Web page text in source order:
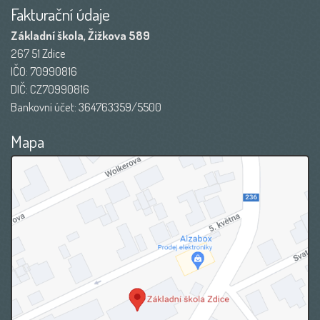
Fakturační údaje
Základní škola, Žižkova 589
267 51 Zdice
IČO: 70990816
DIČ: CZ70990816
Bankovní účet: 364763359/5500
Mapa